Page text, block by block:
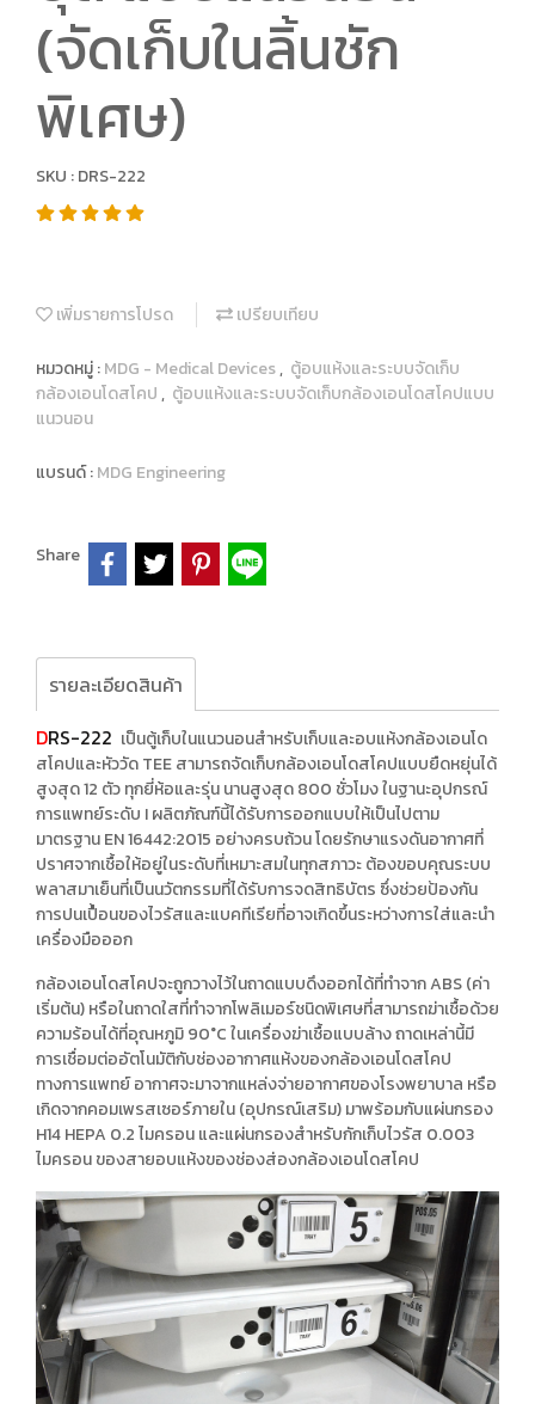
(จัดเก็บในลิ้นชัก
พิเศษ)
SKU : DRS-222
เพิ่มรายการโปรด เปรียบเทียบ
หมวดหมู่ :MDG - Medical Devices, ตู้อบแห้งและระบบจัดเก็บ
กล้องเอนโดสโคป, ตู้อบแห้งและระบบจัดเก็บกล้องเอนโดสโคปแบบ
แนวนอน
แบรนด์ :MDG Engineering
Share
รายละเอียดสินค้า
DRS-222 เป็นตู้เก็บในแนวนอนสำหรับเก็บและอบแห้งกล้องเอนโด
สโคปและหัววัด TEE สามารถจัดเก็บกล้องเอนโดสโคปแบบยืดหยุ่นได้
สูงสุด 12 ตัว ทุกยี่ห้อและรุ่น นานสูงสุด 800 ชั่วโมง ในฐานะอุปกรณ์
การแพทย์ระดับ I ผลิตภัณฑ์นี้ได้รับการออกแบบให้เป็นไปตาม
มาตรฐาน EN 16442:2015 อย่างครบถ้วน โดยรักษาแรงดันอากาศที่
ปราศจากเชื้อให้อยู่ในระดับที่เหมาะสมในทุกสภาวะ ต้องขอบคุณระบบ
พลาสมาเย็นที่เป็นนวัตกรรมที่ได้รับการจดสิทธิบัตร ซึ่งช่วยป้องกัน
การปนเปื้อนของไวรัสและแบคทีเรียที่อาจเกิดขึ้นระหว่างการใส่และนำ
เครื่องมือออก
กล้องเอนโดสโคปจะถูกวางไว้ในถาดแบบดึงออกได้ที่ทำจาก ABS (ค่า
เริ่มต้น) หรือในถาดใสที่ทำจากโพลิเมอร์ชนิดพิเศษที่สามารถฆ่าเชื้อด้วย
ความร้อนได้ที่อุณหภูมิ 90°C ในเครื่องฆ่าเชื้อแบบล้าง ถาดเหล่านี้มี
การเชื่อมต่ออัตโนมัติกับช่องอากาศแห้งของกล้องเอนโดสโคป
ทางการแพทย์ อากาศจะมาจากแหล่งจ่ายอากาศของโรงพยาบาล หรือ
เกิดจากคอมเพรสเซอร์ภายใน (อุปกรณ์เสริม) มาพร้อมกับแผ่นกรอง
H14 HEPA 0.2 ไมครอน และแผ่นกรองสำหรับกักเก็บไวรัส 0.003
ไมครอน ของสายอบแห้งของช่องส่องกล้องเอนโดสโคป